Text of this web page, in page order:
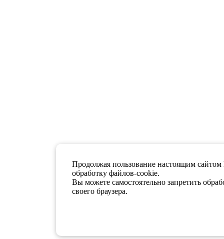
Продолжая пользование настоящим
обработку файлов-cookie.
Вы можете самостоятельно запретить
своего браузера.